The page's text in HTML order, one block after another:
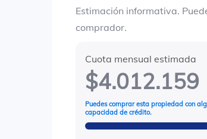
Estimación informativa.
comprador.
Cuota mensual estimada
$4.012.159
Puedes comprar esta propiedad con
capacidad de crédito.